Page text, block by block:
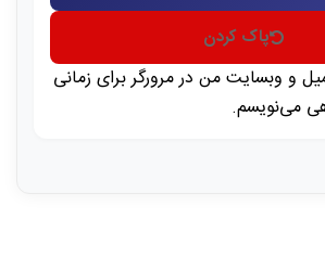
پاک کردن
و وبسایت من در مرورگر برای زمانی
می‌نویسم.